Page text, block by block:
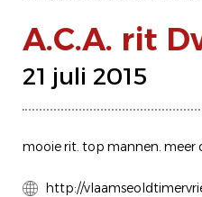
A.C.A. rit
21 juli 2015
mooie rit. top mannen. meer
http://